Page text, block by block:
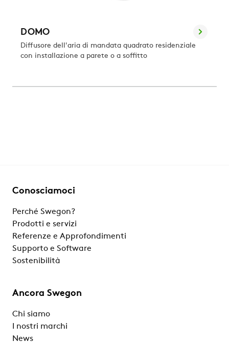
DOMO
Diffusore dell'aria di mandata quadrato residenziale
con installazione a parete o a soffitto
Conosciamoci
Perché Swegon?
Prodotti e servizi
Referenze e Approfondimenti
Supporto e Software
Sostenibilità
Ancora Swegon
Chi siamo
I nostri marchi
News